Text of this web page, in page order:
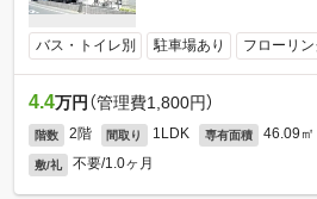
バス・トイレ別 駐車場あり フローリン
4.4万円 （管理費1,800円）
階数 2階 間取り 1LDK 専有面積 46.09㎡
敷/礼 不要/1.0ヶ月